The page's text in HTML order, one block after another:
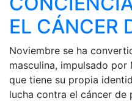
EL CÁNCER
Noviembre se ha
masculina, impulsado
que tiene su propia
lucha contra el cáncer de